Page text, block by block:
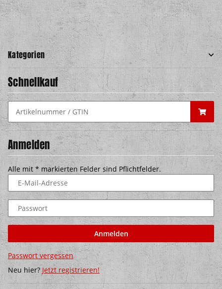
Kategorien
Schnellkauf
Anmelden
Alle mit *markierten Felder sind Pflichtfelder.
E-Mail-Adresse
Passwort
Anmelden
Passwort vergessen
Neu hier? Jetzt registrieren!